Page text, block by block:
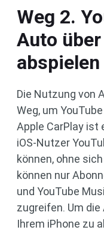
Weg 2.
Auto
abspielen
Die Nutzung von
Weg, um
Apple CarPlay ist
iOS-Nutzer
können, ohne
können nur
und YouTube
zugreifen. Um
Ihrem iPhone zu